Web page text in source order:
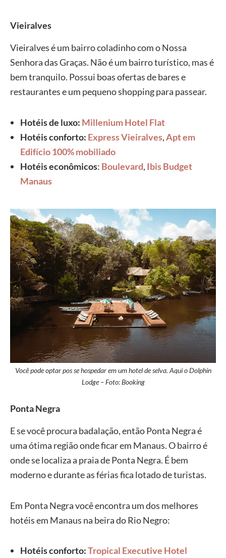
Vieiralves
Vieiralves é um bairro coladinho com o Nossa
Senhora das Graças. Não é um bairro turístico, mas é
bem tranquilo. Possui boas ofertas de bares e
restaurantes e um pequeno shopping para passear.
Hotéis de luxo: Millenium Hotel Flat
Hotéis conforto: Express Vieiralves,Apt em
Edifício 100% mobiliado
Hotéis econômicos: Boulevard, Ibis Budget
Manaus
Você pode optar pos se hospedar em um hotel de selva. Aqui o Dolphin
Lodge – Foto: Booking
Ponta Negra
E se você procura badalação, então Ponta Negra é
uma ótima região onde ficar em Manaus. O bairro é
onde se localiza a praia de Ponta Negra. É bem
moderno e durante as férias fica lotado de turistas.
Em Ponta Negra você encontra um dos melhores
hotéis em Manaus na beira do Rio Negro:
Hotéis conforto:Tropical Executive Hotel